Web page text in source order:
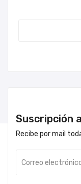
Suscripción
Recibe por mail